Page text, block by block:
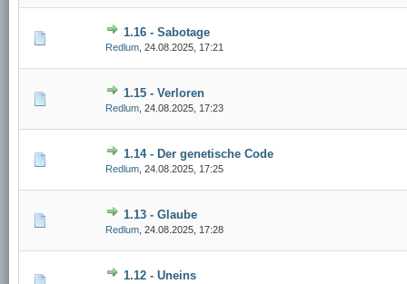
1.16 - Sabotage
Redlum 24.08.2025, 17:21
1.15 - Verloren
Redlum 24.08.2025, 17:23
1.14 - Der genetische Code
Redlum 24.08.2025, 17:25
1.13 - Glaube
Redlum 24.08.2025, 17:28
1.12 - Uneins